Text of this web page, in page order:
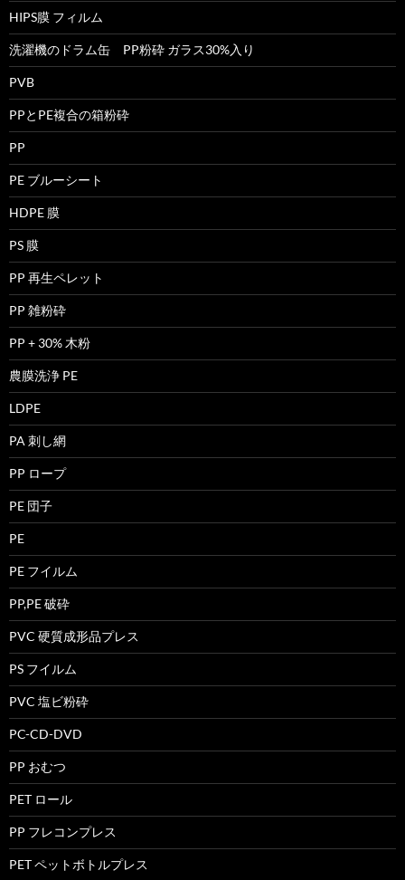
HIPS膜 フィルム
洗濯機のドラム缶 PP粉砕 ガラス30%入り
PVB
PPとPE複合の箱粉砕
PP
PE ブルーシート
HDPE 膜
PS 膜
PP 再生ペレット
PP 雑粉砕
PP + 30% 木粉
農膜洗浄 PE
LDPE
PA 刺し網
PP ロープ
PE 団子
PE
PE フイルム
PP,PE 破砕
PVC 硬質成形品プレス
PS フイルム
PVC 塩ビ粉砕
PC-CD-DVD
PP おむつ
PET ロール
PP フレコンプレス
PET ペットボトルプレス